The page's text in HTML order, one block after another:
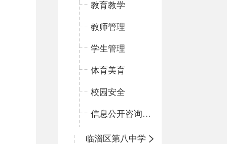
教育教学
教师管理
学生管理
体育美育
校园安全
信息公开咨询指南
临淄区第八中学